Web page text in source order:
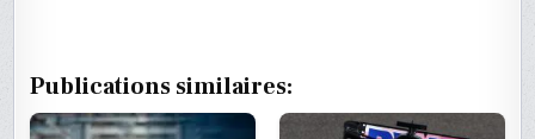
Publications similaires: